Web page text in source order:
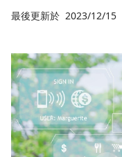
最後更新於 2023/12/15